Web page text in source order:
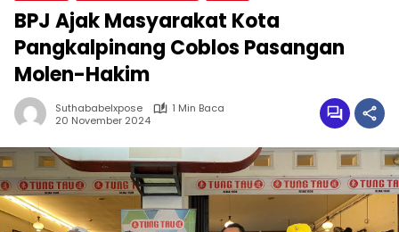
BPJ Ajak Masyarakat Kota
Pangkalpinang Coblos Pasangan
Molen-Hakim
Suthababelxpose
1 Min Baca
20 November 2024